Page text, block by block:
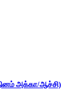
அக்கா/ஆச்சி)